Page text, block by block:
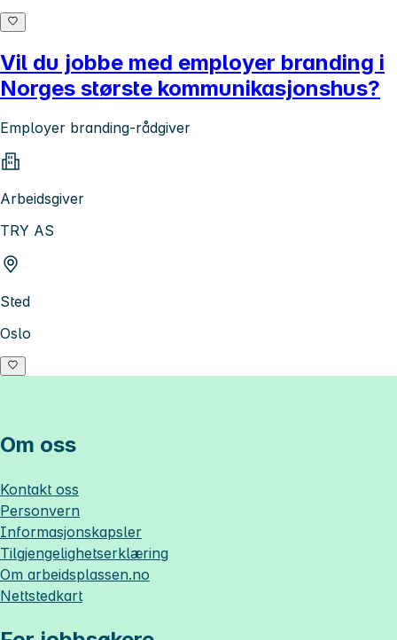
Vil du jobbe med employer branding i
Norges største kommunikasjonshus?
Employer branding-rådgiver
Arbeidsgiver
TRY AS
Sted
Oslo
Om oss
Kontakt oss
Personvern
Informasjonskapsler
Tilgjengelighetserklæring
Om arbeidsplassen.no
Nettstedkart